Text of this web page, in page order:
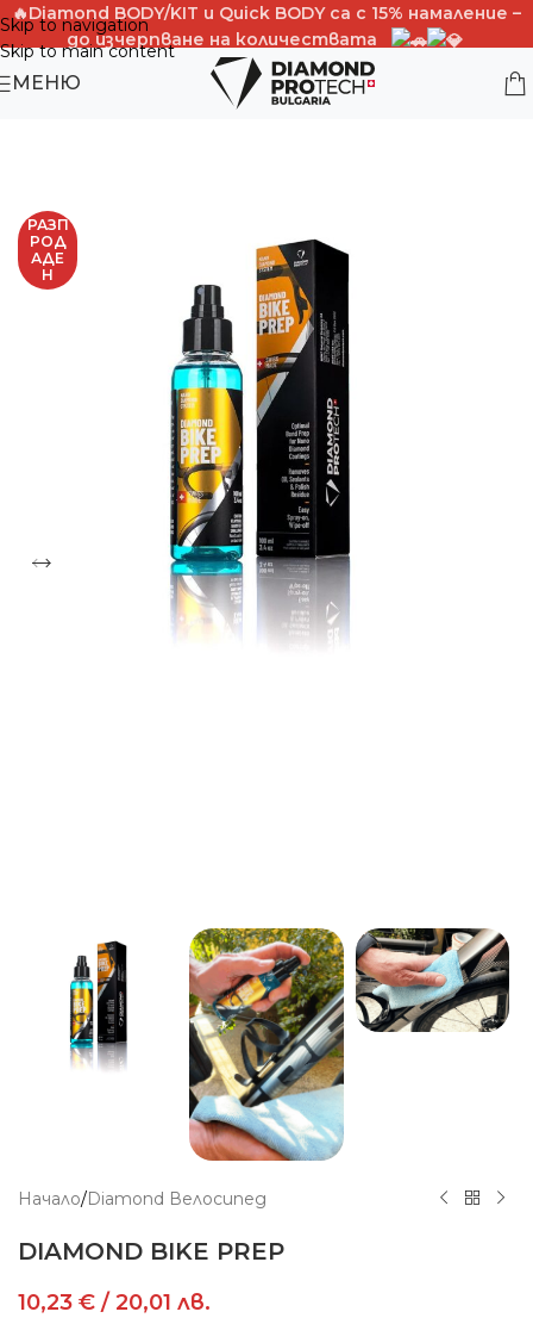
Skip to navigation
Skip to main content
🔥Diamond BODY/KIT и Quick BОDY са с 15% намаление –
до изчерпване на количествата
PROMO CODE -BODY15%OFF
МЕНЮ
РАЗП
РОД
АДЕ
Н
Начало/Diamond Велосипед
DIAMOND BIKE PREP
10,23 € / 20,01 лв.